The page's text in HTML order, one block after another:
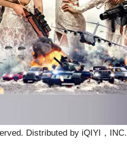
Distributed by iQIYI，INC.